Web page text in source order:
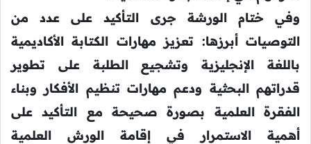
وفي ختام الورشة جرى التأكيد على عدد من
التوصيات أبرزها: تعزيز مهارات الكتابة الأكاديمية
باللغة الإنجليزية وتشجيع الطلبة على تطوير
قدراتهم البحثية ودعم مهارات تنظيم الأفكار وبناء
الفقرة العلمية بصورة صحيحة مع التأكيد على
أهمية الاستمرار في إقامة الورش العلمية